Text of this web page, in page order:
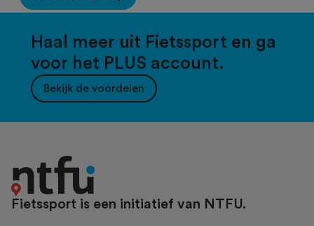
Haal meer uit Fietssport en ga
voor het PLUS account.
Bekijk de voordelen
Fietssport is een initiatief van NTFU.